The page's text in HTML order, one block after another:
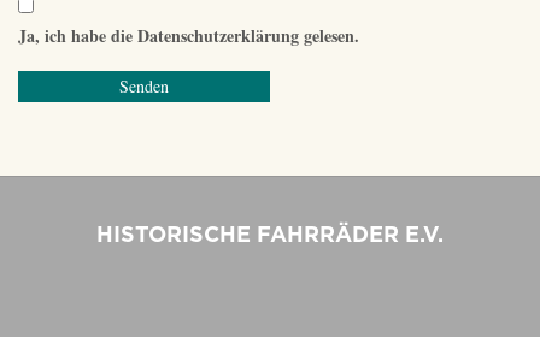
Ja, ich habe dieDatenschutzerklärunggelesen.
HISTORISCHE FAHRRÄDER E.V.